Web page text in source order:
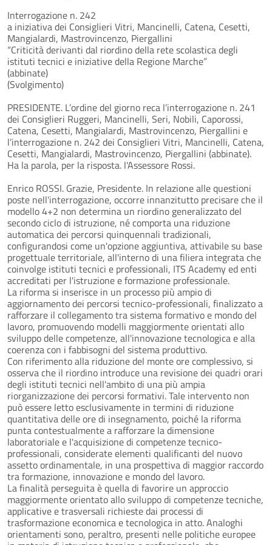
Interrogazione n. 242
a iniziativa dei Consiglieri Vitri, Mancinelli, Catena, Cesetti,
Mangialardi, Mastrovincenzo, Piergallini
“Criticità derivanti dal riordino della rete scolastica degli
istituti tecnici e iniziative della Regione Marche”
(abbinate)
(Svolgimento)
PRESIDENTE. L’ordine del giorno reca l’interrogazione n. 241
dei Consiglieri Ruggeri, Mancinelli, Seri, Nobili, Caporossi,
Catena, Cesetti, Mangialardi, Mastrovincenzo, Piergallini e
l’interrogazione n. 242 dei Consiglieri Vitri, Mancinelli, Catena,
Cesetti, Mangialardi, Mastrovincenzo, Piergallini (abbinate).
Ha la parola, per la risposta. l'Assessore Rossi.
Enrico ROSSI. Grazie, Presidente. In relazione alle questioni
poste nell'interrogazione, occorre innanzitutto precisare che il
modello 4+2 non determina un riordino generalizzato del
secondo ciclo di istruzione, né comporta una riduzione
automatica dei percorsi quinquennali tradizionali,
configurandosi come un'opzione aggiuntiva, attivabile su base
progettuale territoriale, all'interno di una filiera integrata che
coinvolge istituti tecnici e professionali, ITS Academy ed enti
accreditati per l'istruzione e formazione professionale.
La riforma si inserisce in un processo più ampio di
aggiornamento dei percorsi tecnico-professionali, finalizzato a
rafforzare il collegamento tra sistema formativo e mondo del
lavoro, promuovendo modelli maggiormente orientati allo
sviluppo delle competenze, all'innovazione tecnologica e alla
coerenza con i fabbisogni del sistema produttivo.
Con riferimento alla riduzione del monte ore complessivo, si
osserva che il riordino introduce una revisione dei quadri orari
degli istituti tecnici nell'ambito di una più ampia
riorganizzazione dei percorsi formativi. Tale intervento non
può essere letto esclusivamente in termini di riduzione
quantitativa delle ore di insegnamento, poiché la riforma
punta contestualmente a rafforzare la dimensione
laboratoriale e l'acquisizione di competenze tecnico-
professionali, considerate elementi qualificanti del nuovo
assetto ordinamentale, in una prospettiva di maggior raccordo
tra formazione, innovazione e mondo del lavoro.
La finalità perseguita è quella di favorire un approccio
maggiormente orientato allo sviluppo di competenze tecniche,
applicative e trasversali richieste dai processi di
trasformazione economica e tecnologica in atto. Analoghi
orientamenti sono, peraltro, presenti nelle politiche europee